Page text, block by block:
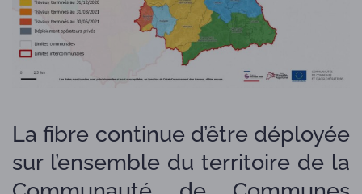
La fibre continue d’être déployée
sur l’ensemble du territoire de la